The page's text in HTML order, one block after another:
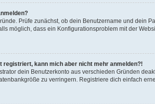
Prüfe zunächst, ob dein Benutzername und dein
möglich, dass ein Konfigurationsproblem mit der
registriert, kann mich aber nicht mehr anmelden?!
dein Benutzerkonto aus verschieden Gründen
zu verringern. Registriere dich einfach